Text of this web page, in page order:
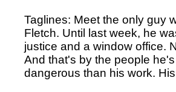
Taglines: Meet the only guy
Fletch. Until last week, he
justice and a window office.
And that's by the people
dangerous than his work.